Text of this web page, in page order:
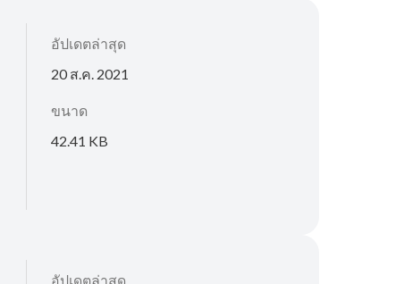
อัปเดตล่าสุด
20 ส.ค. 2021
ขนาด
42.41 KB
อัปเดตล่าสุด